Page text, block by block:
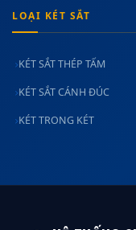
LOẠI KÉT SẮT
KÉT SẮT THÉP TẤM
KÉT SẮT CÁNH ĐÚC
KÉT TRONG KÉT